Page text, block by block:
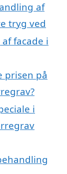
af
tryg ved
facade i
prisen på
i